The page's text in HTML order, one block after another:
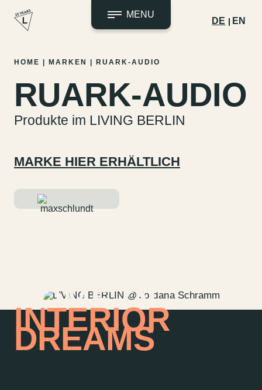
Zum
springen
MENU
DE EN
HOME MARKEN RUARK-AUDIO
RUARK-AUDIO
Produkte im LIVING BERLIN
MARKE HIER ERHÄLTLICH
HOME OF
INTERIOR
DREAMS